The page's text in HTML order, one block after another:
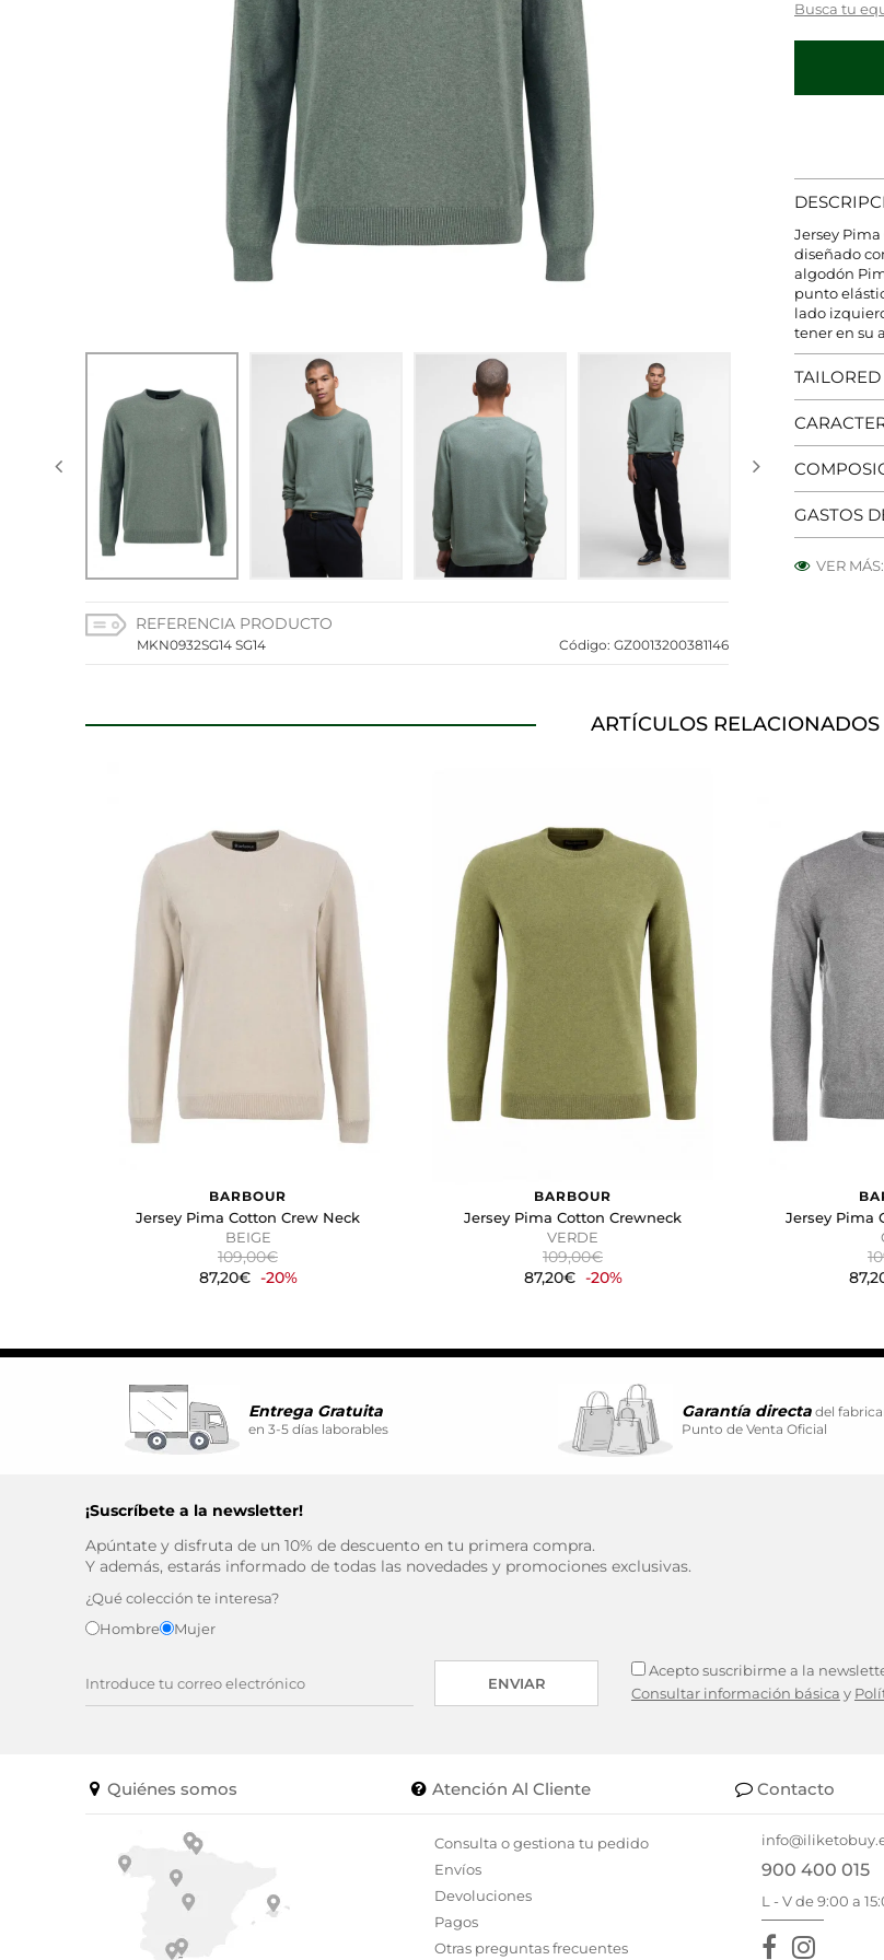
REFERENCIA PRODUCTO
MKN0932SG14 SG14 Código: GZ0013200381146
Busca tu
Jersey
diseñado
algodón
punto
lado
tener en su
GASTOS
VER MÁS:
ARTÍCULOS RELACIONADOS
BARBOUR
Jersey Pima Cotton Crew Neck
BEIGE
109,00€
87,20€ -20%
BARBOUR
Jersey Pima Cotton Crewneck
VERDE
109,00€
87,20€ -20%
Jersey Pima
Entrega Gratuita
en 3-5 días laborables
Garantía directadel
Punto de Venta Oficial
¡Suscríbete a la newsletter!
Apúntate y disfruta de un 10% de descuento en tu primera compra.
Y además, estarás informado de todas las novedades y promociones exclusivas.
¿Qué colección te interesa?
Hombre
Mujer
ENVIAR
Acepto suscribirme a la
Consultar información básica y
Quiénes somos Atención Al Cliente
Consulta o gestiona tu pedido
Envíos
Devoluciones
Pagos
Otras preguntas frecuentes
Contacto
900 400 015
L - V de 9:00 a
CONFIGURACIÓN DE COOKIES
Cookies necesarias
Cookies de preferencias
Estas cookies permiten a la página web recordar información que cambia la
aspecto que tiene, como su idioma preferido o la región en la que usted se
Cookies de marketing
Estas cookies se utilizan para rastrear a los visitantes en las páginas web. La
atractivos para el usuario individual.
GUARDAR CONFIGURACIÓN
nuestra